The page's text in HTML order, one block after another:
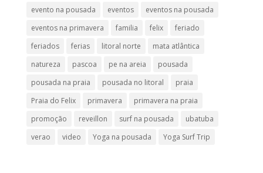
evento na pousada
eventos
eventos na pousada
eventos na primavera
familia felix
feriado
feriados
ferias litoral norte
mata atlântica
natureza
pascoa pe na areia
pousada
pousada na praia
pousada no litoral
praia
Praia do Felix
primavera
primavera na praia
promoção
reveillon surf na pousada
ubatuba
verao
video Yoga na pousada Yoga Surf Trip